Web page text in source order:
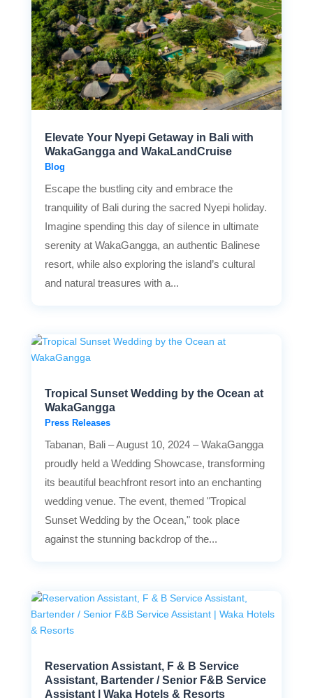
Elevate Your Nyepi Getaway in Bali with
WakaGangga and WakaLandCruise
Blog
Escape the bustling city and embrace the
tranquility of Bali during the sacred Nyepi holiday.
Imagine spending this day of silence in ultimate
serenity at WakaGangga, an authentic Balinese
resort, while also exploring the island’s cultural
and natural treasures with a...
Tropical Sunset Wedding by the Ocean at
WakaGangga
Press Releases
Tabanan, Bali – August 10, 2024 – WakaGangga
proudly held a Wedding Showcase, transforming
its beautiful beachfront resort into an enchanting
wedding venue. The event, themed "Tropical
Sunset Wedding by the Ocean," took place
against the stunning backdrop of the...
Reservation Assistant, F & B Service
Assistant, Bartender / Senior F&B Service
Assistant | Waka Hotels & Resorts